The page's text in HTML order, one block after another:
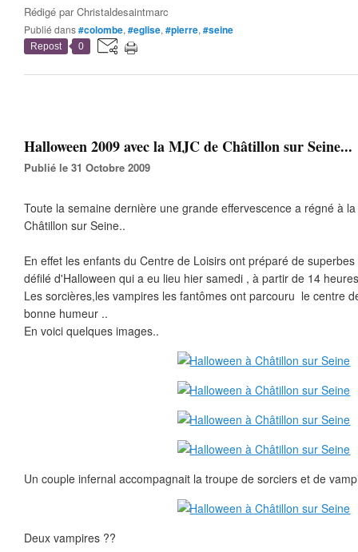
Rédigé parChristaldesaintmarc
Publié dans#colombe, #eglise, #pierre, #seine
Repost 0
Halloween 2009 avec la MJC de Châtillon sur Seine...
Publié le 31 Octobre 2009
Toute la semaine dernière une grande effervescence a régné à
Châtillon sur Seine..
En effet les enfants du Centre de Loisirs ont préparé de
défilé d'Halloween qui a eu lieu hier samedi , à partir de 14
Les sorcières,les vampires les fantômes ont parcouru le centre
bonne humeur ..
En voici quelques images..
Un couple infernal accompagnait la troupe de sorciers et de
Deux vampires ??